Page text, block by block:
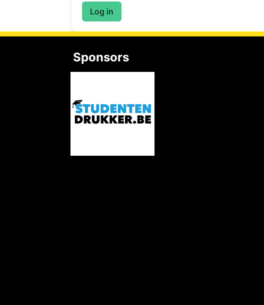
Log in
Sponsors